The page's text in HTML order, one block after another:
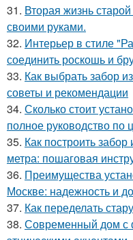
31. Вторая жизнь
своими руками.
32. Интерьер в стиле
соединить роскошь и
33. Как выбрать забор
советы и рекомендации
34. Сколько стоит
полное руководство по
35. Как построить
метра: пошаговая
36. Преимущества
Москве: надежность и
37. Как переделать
38. Современный дом с